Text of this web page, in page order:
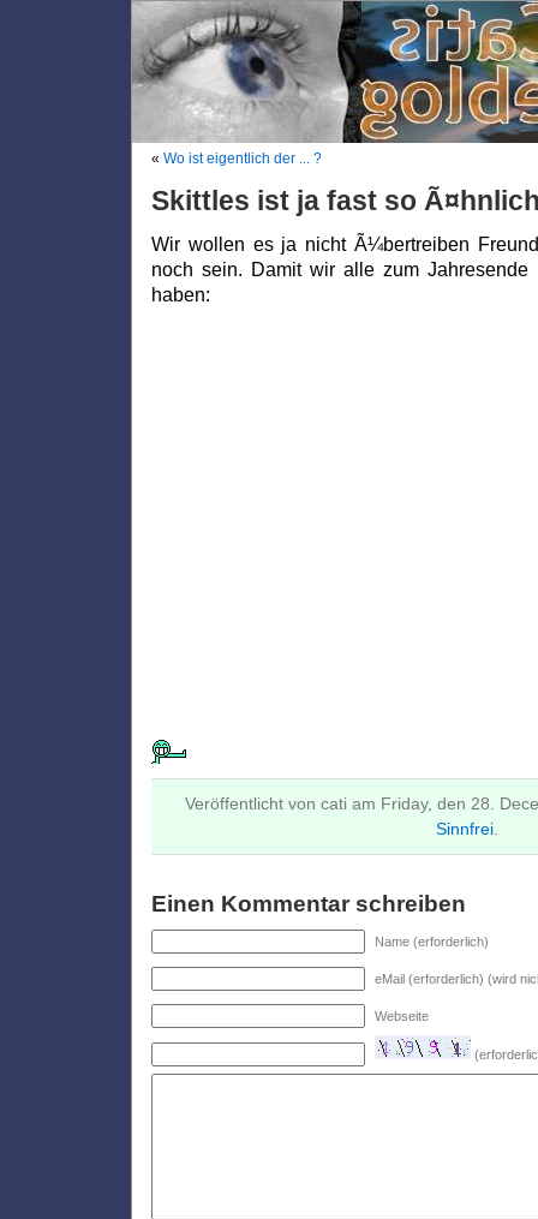
« Wo ist eigentlich der ... ?
Skittles ist ja fast so
Wir wollen es ja nicht Ã¼bertreiben
noch sein. Damit wir alle zum
haben:
Veröffentlicht von cati am Friday, den 28.
Sinnfrei
Einen Kommentar schreiben
Name (erforderlich)
eMail (erforderlich) (wird
Webseite